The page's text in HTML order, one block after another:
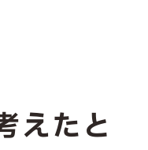
えたと